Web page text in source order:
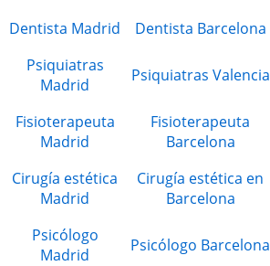
Dentista Madrid Dentista Barcelona
Psiquiatras
Madrid
Psiquiatras Valencia
Fisioterapeuta
Madrid
Fisioterapeuta
Barcelona
Cirugía estética
Madrid
Cirugía estética en
Barcelona
Psicólogo
Madrid
Psicólogo Barcelona